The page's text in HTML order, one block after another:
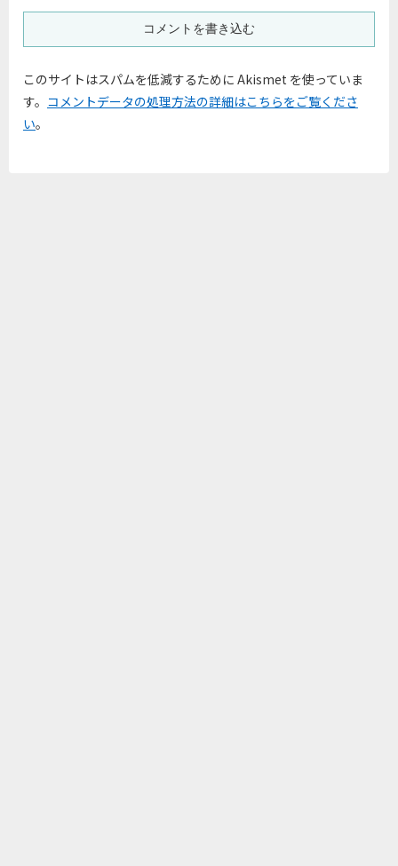
コメントを書き込む
このサイトはスパムを低減するために Akismet を使っていま
す。 コメントデータの処理方法の詳細はこちらをご覧くださ
い。